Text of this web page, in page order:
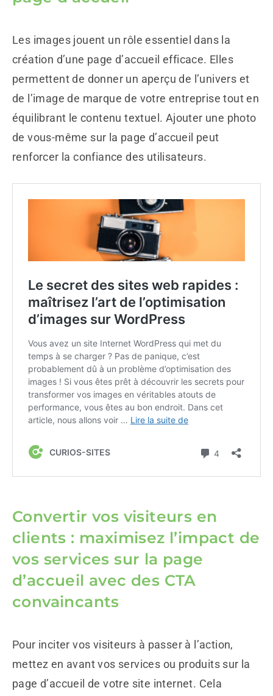
Les images jouent un rôle essentiel dans la
création d’une page d’accueil efficace. Elles
permettent de donner un aperçu de l’univers et
de l’image de marque de votre entreprise tout en
équilibrant le contenu textuel. Ajouter une photo
de vous-même sur la page d’accueil peut
renforcer la confiance des utilisateurs.
Convertir vos visiteurs en
clients : maximisez l’impact de
vos services sur la page
d’accueil avec des CTA
convaincants
Pour inciter vos visiteurs à passer à l’action,
mettez en avant vos services ou produits sur la
page d’accueil de votre site internet. Cela